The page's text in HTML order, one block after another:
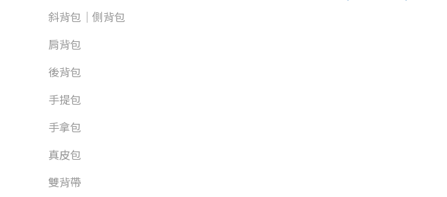
斜背包｜側背包
肩背包
後背包
手提包
手拿包
真皮包
雙背帶